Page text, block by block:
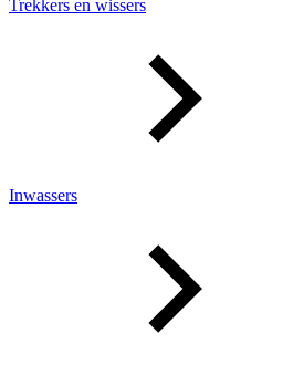
Trekkers en wissers
Inwassers